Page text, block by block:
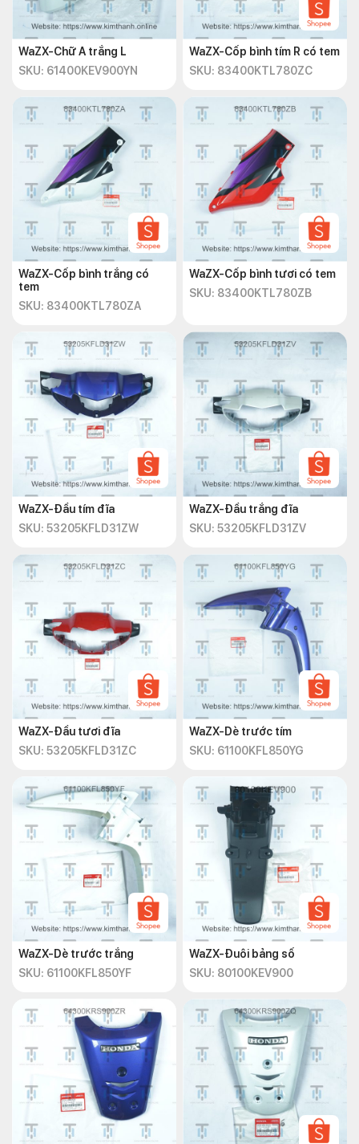
WaZX-Chữ A trắng L
SKU: 61400KEV900YN
WaZX-Cốp bình tím R có tem
SKU: 83400KTL780ZC
WaZX-Cốp bình trắng có
tem
SKU: 83400KTL780ZA
WaZX-Cốp bình tươi có tem
SKU: 83400KTL780ZB
WaZX-Đầu tím đĩa
SKU: 53205KFLD31ZW
WaZX-Đầu trắng đĩa
SKU: 53205KFLD31ZV
WaZX-Đầu tươi đĩa
SKU: 53205KFLD31ZC
WaZX-Dè trước tím
SKU: 61100KFL850YG
WaZX-Dè trước trắng
SKU: 61100KFL850YF
WaZX-Đuôi bảng số
SKU: 80100KEV900